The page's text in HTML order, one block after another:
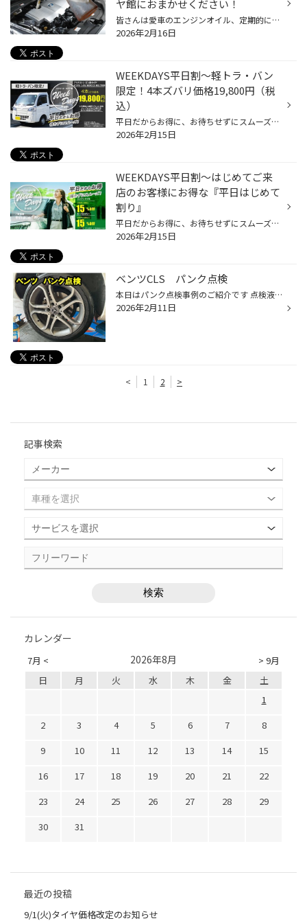
ヤ館におまかせください！
皆さんは愛車のエンジンオイル、定期的に交換していますか? 大切な愛車のコンディションを保つだけではなく、楽しく安全にドライブするためには 定期的なエンジンオイル交換はとても大切です。 【エンジンオイル交換しないとどうなるの？】 エンジンオイルは、エンジン内部の部品がスムーズに動くよ...
2026年2月16日
WEEKDAYS平日割～軽トラ・バン
限定！4本ズバリ価格19,800円（税
込）
平日だからお得に、お待ちせずにスムーズに！ 平日限定工賃込み特価品をご用意いたしました！！ 軽トラ・バンタイヤ ブリヂストンK370 145/80R12 80/78N 4本ズバリ価格 19,800円（税込） （組替・バランス・脱着・チューブレスバルブ・廃タイヤ処理料込） 物価高の世の中ですが、働く車のタイヤ交換...
2026年2月15日
WEEKDAYS平日割～はじめてご来
店のお客様にお得な『平日はじめて
割り』
平日だからお得に、お待ちせずにスムーズに！ タイヤ館葉山店では はじめて当店をご利用頂くお客様に 平日はじめて割をご用意いたしました！！ エンジンオイル・カーバッテリーが 店頭表示価格より15％OFF （一部特売品は除く） ぜひこの機会に皆様のご来店をお待ちしております
2026年2月15日
ベンツCLS パンク点検
本日はパンク点検事例のご紹介です 点検液をかけて、エア漏れをチェックします 漏れている箇所を確認 何かが刺さった痕がありますが、刺さった物は抜けた様子です タイヤの状態が悪くなければパンク修理なのですが タイヤ側面に引きずり痕があり、ダメージを受けている可能性が高い状態です 側面の...
2026年2月11日
< 1 2 >
記事検索
カレンダー
7月 < > 9月
2026年8月
日 月 火 水 木 金
土
1
2
3 4 5 6 7
8
9
10 11 12 13 14
15
16
17 18 19 20 21
22
23
24 25 26 27 28
29
30
31
最近の投稿
9/1(火)タイヤ価格改定のお知らせ